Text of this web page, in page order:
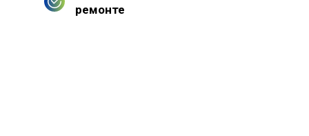
ремонте